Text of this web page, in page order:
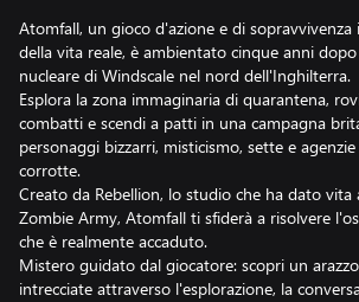
Atomfall, un gioco d'azione e di
della vita reale, è ambientato cinque anni
nucleare di Windscale nel nord dell'Inghilterra.
Esplora la zona immaginaria di quarantena,
combatti e scendi a patti in una campagna
personaggi bizzarri, misticismo, sette e
corrotte.
Creato da Rebellion, lo studio che ha dato vita
Zombie Army, Atomfall ti sfiderà a risolvere
che è realmente accaduto.
Mistero guidato dal giocatore: scopri un
intrecciate attraverso l'esplorazione, la